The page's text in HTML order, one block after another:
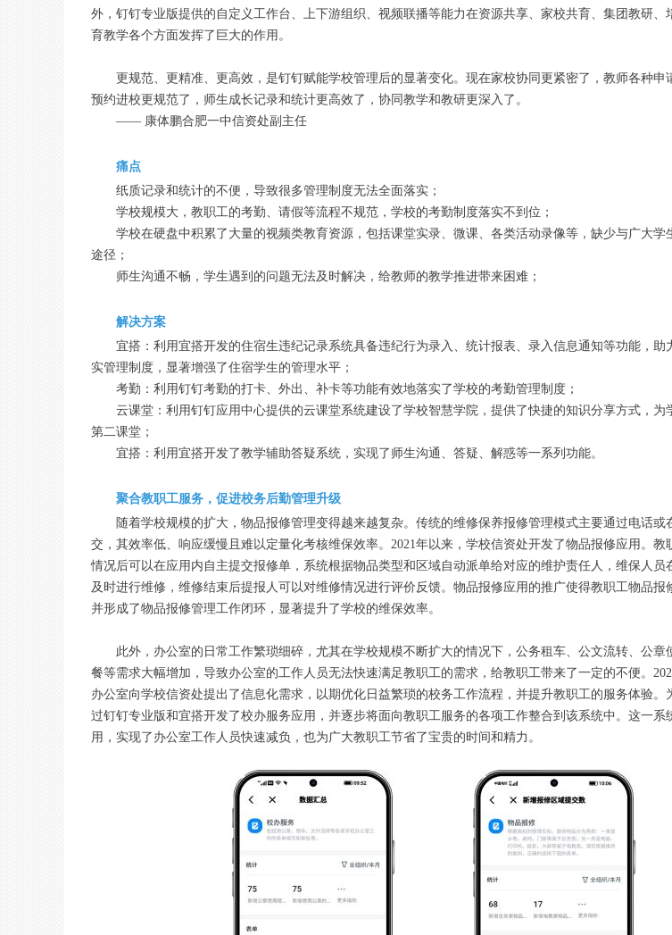
外，钉钉专业版提供的自定义工作台、上下游组织、视频联播等能力在资源共享、家校共育、集团教研、
育教学各个方面发挥了巨大的作用。
更规范、更精准、更高效，是钉钉赋能学校管理后的显著变化。现在家校协同更紧密了，教师各种申
预约进校更规范了，师生成长记录和统计更高效了，协同教学和教研更深入了。
—— 康体鹏合肥一中信资处副主任
痛点
纸质记录和统计的不便，导致很多管理制度无法全面落实；
学校规模大，教职工的考勤、请假等流程不规范，学校的考勤制度落实不到位；
学校在硬盘中积累了大量的视频类教育资源，包括课堂实录、微课、各类活动录像等，缺少与广大学
途径；
师生沟通不畅，学生遇到的问题无法及时解决，给教师的教学推进带来困难；
解决方案
宜搭：利用宜搭开发的住宿生违纪记录系统具备违纪行为录入、统计报表、录入信息通知等功能，助
实管理制度，显著增强了住宿学生的管理水平；
考勤：利用钉钉考勤的打卡、外出、补卡等功能有效地落实了学校的考勤管理制度；
云课堂：利用钉钉应用中心提供的云课堂系统建设了学校智慧学院，提供了快捷的知识分享方式，为
第二课堂；
宜搭：利用宜搭开发了教学辅助答疑系统，实现了师生沟通、答疑、解惑等一系列功能。
聚合教职工服务，促进校务后勤管理升级
随着学校规模的扩大，物品报修管理变得越来越复杂。传统的维修保养报修管理模式主要通过电话或
交，其效率低、响应缓慢且难以定量化考核维保效率。2021年以来，学校信资处开发了物品报修应用。教
情况后可以在应用内自主提交报修单，系统根据物品类型和区域自动派单给对应的维护责任人，维保人员
及时进行维修，维修结束后提报人可以对维修情况进行评价反馈。物品报修应用的推广使得教职工物品报
并形成了物品报修管理工作闭环，显著提升了学校的维保效率。
此外，办公室的日常工作繁琐细碎，尤其在学校规模不断扩大的情况下，公务租车、公文流转、公章
餐等需求大幅增加，导致办公室的工作人员无法快速满足教职工的需求，给教职工带来了一定的不便。
办公室向学校信资处提出了信息化需求，以期优化日益繁琐的校务工作流程，并提升教职工的服务体验。
过钉钉专业版和宜搭开发了校办服务应用，并逐步将面向教职工服务的各项工作整合到该系统中。这一系
用，实现了办公室工作人员快速减负，也为广大教职工节省了宝贵的时间和精力。